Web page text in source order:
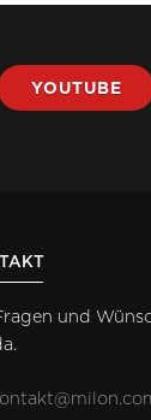
YOUTUBE
und